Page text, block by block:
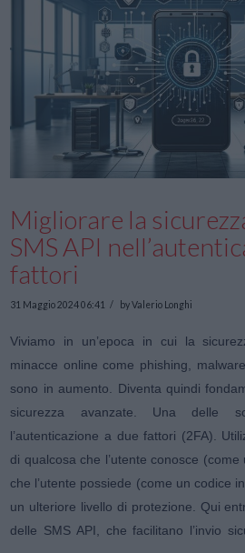
Migliorare la
SMS API
fattori
31 Maggio 2024 06:41 by Valerio Longhi
Viviamo in un’epoca in cui la
minacce online come phishing,
sono in aumento. Diventa quindi
sicurezza avanzate. Una delle
l’autenticazione a due fattori (2FA).
di qualcosa che l’utente conosce
che l’utente possiede (come un codice
un ulteriore livello di protezione. Qui
delle SMS API, che facilitano l’invio